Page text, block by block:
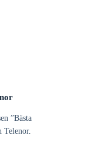
”Bästa
Telenor.